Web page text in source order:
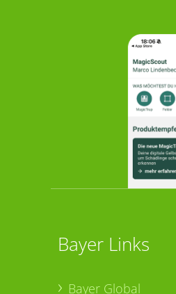
Bayer Links
Bayer Global